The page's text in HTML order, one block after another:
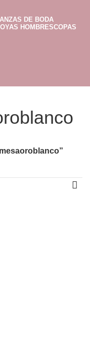
DE BODA
HOMBRESCOPAS